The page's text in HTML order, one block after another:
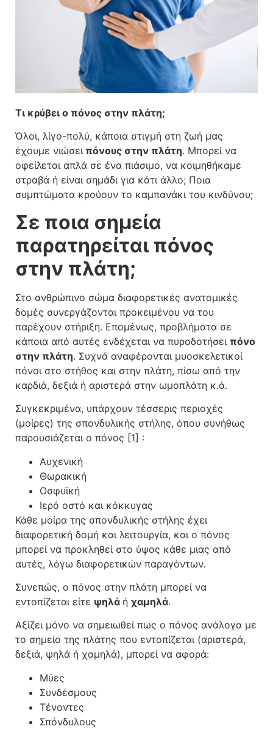
Τι κρύβει ο πόνος στην πλάτη;
Όλοι, λίγο-πολύ, κάποια στιγμή στη ζωή μας
έχουμε νιώσειπόνους στην πλάτη. Μπορεί να
οφείλεται απλά σε ένα πιάσιμο, να κοιμηθήκαμε
στραβά ή είναι σημάδι για κάτι άλλο; Ποια
συμπτώματα κρούουν το καμπανάκι του κινδύνου;
Σε ποια σημεία
παρατηρείται πόνος
στην πλάτη;
Στο ανθρώπινο σώμα διαφορετικές ανατομικές
δομές συνεργάζονται προκειμένου να του
παρέχουν στήριξη. Επομένως, προβλήματα σε
κάποια από αυτές ενδέχεται να πυροδοτήσει πόνο
στην πλάτη. Συχνά αναφέρονται μυοσκελετικοί
πόνοι στο στήθος και στην πλάτη, πίσω από την
καρδιά, δεξιά ή αριστερά στην ωμοπλάτη κ.ά.
Συγκεκριμένα, υπάρχουν τέσσερις περιοχές
(μοίρες) της σπονδυλικής στήλης, όπου συνήθως
παρουσιάζεται ο πόνος [1] :
Αυχενική
Θωρακική
Οσφυϊκή
Ιερό οστό και κόκκυγας
Κάθε μοίρα της σπονδυλικής στήλης έχει
διαφορετική δομή και λειτουργία, και ο πόνος
μπορεί να προκληθεί στο ύψος κάθε μιας από
αυτές, λόγω διαφορετικών παραγόντων.
Συνεπώς, ο πόνος στην πλάτη μπορεί να
εντοπίζεται είτε ψηλά ή χαμηλά.
Αξίζει μόνο να σημειωθεί πως ο πόνος ανάλογα με
το σημείο της πλάτης που εντοπίζεται (αριστερά,
δεξιά, ψηλά ή χαμηλά), μπορεί να αφορά:
Μύες
Συνδέσμους
Τένοντες
Σπόνδυλους